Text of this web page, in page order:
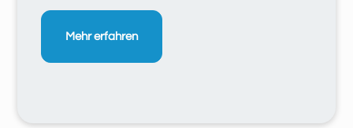
Mehr erfahren